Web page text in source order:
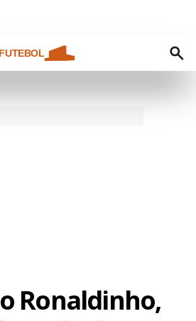
FUTEBOL
Ronaldinho,